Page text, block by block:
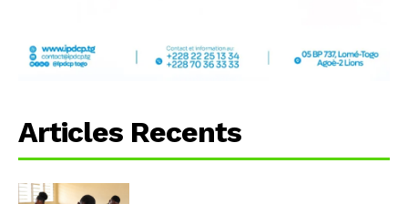
Articles Recents